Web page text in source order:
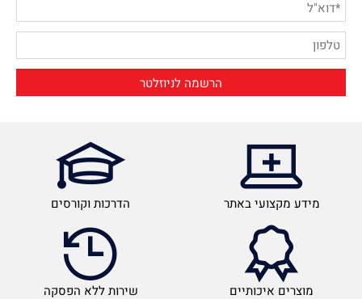
מידע מקצועי באתר הדרכות וקורסים
מוצרים איכותיים שירות ללא הפסקה